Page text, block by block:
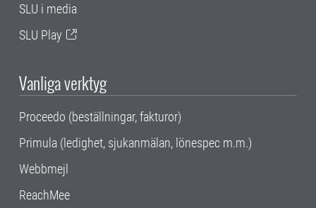
SLU i media
SLU Play
Vanliga verktyg
Proceedo (beställningar, fakturor)
Primula (ledighet, sjukanmälan, lönespec m.m.)
Webbmejl
ReachMee